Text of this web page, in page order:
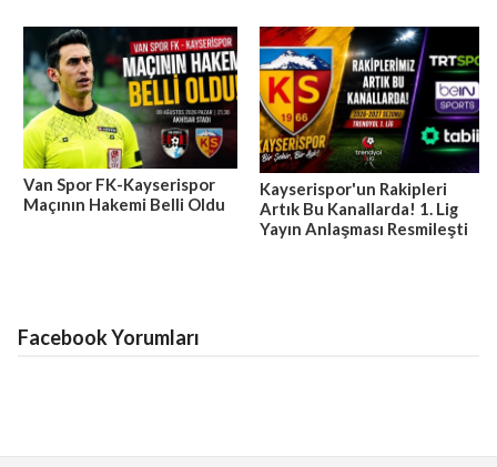
Van Spor FK-Kayserispor
Maçının Hakemi Belli Oldu
Kayserispor'un Rakipleri
Artık Bu Kanallarda! 1. Lig
Yayın Anlaşması Resmileşti
Facebook Yorumları